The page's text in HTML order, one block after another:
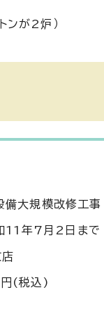
が2炉）
備大規模改修工事
11年7月2日まで
(税込)